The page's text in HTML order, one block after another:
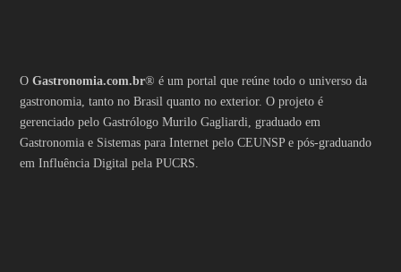
OGastronomia.com.br® é um portal que reúne todo o universo da
gastronomia, tanto no Brasil quanto no exterior. O projeto é
gerenciado pelo Gastrólogo Murilo Gagliardi, graduado em
Gastronomia e Sistemas para Internet pelo CEUNSP e pós-graduando
em Influência Digital pela PUCRS.